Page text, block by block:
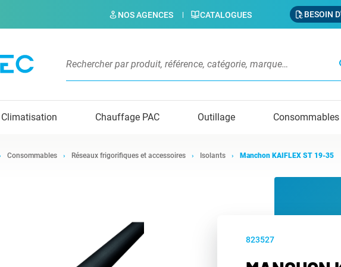
NOS AGENCES CATALOGUES BESOIN
Climatisation Chauffage PAC Outillage Consommables
Consommables Réseaux frigorifiques et accessoires Isolants Manchon KAIFLEX ST 19-35
823527